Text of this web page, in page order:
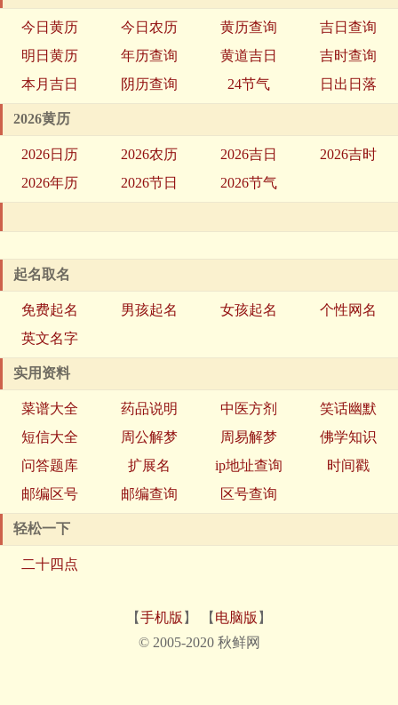
今日黄历 今日农历 黄历查询
吉日查询
明日黄历
年历查询 黄道吉日
吉时查询
本月吉日
阴历查询 24节气 日出日落
2026黄历
2026日历 2026农历 2026吉日
2026吉时
2026年历
2026节日 2026节气
起名取名
免费起名 男孩起名 女孩起名
个性网名
英文名字
实用资料
菜谱大全 药品说明 中医方剂
笑话幽默
短信大全
周公解梦 周易解梦
佛学知识
问答题库
扩展名 ip地址查询
时间戳
邮编区号
邮编查询 区号查询
轻松一下
二十四点
【手机版 】 【 电脑版 】
© 2005-2020 秋鲜网